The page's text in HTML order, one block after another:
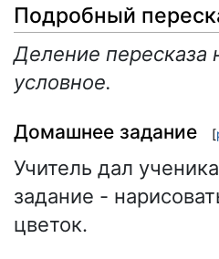
Подробный
Деление пересказа
условное.
Домашнее задание [
Учитель дал
задание -
цветок.